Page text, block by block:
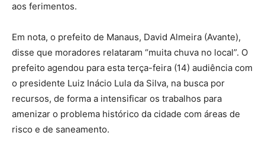
aos ferimentos.
Em nota, o prefeito de Manaus, David Almeira (Avante),
disse que moradores relataram “muita chuva no local”. O
prefeito agendou para esta terça-feira (14) audiência com
o presidente Luiz Inácio Lula da Silva, na busca por
recursos, de forma a intensificar os trabalhos para
amenizar o problema histórico da cidade com áreas de
risco e de saneamento.